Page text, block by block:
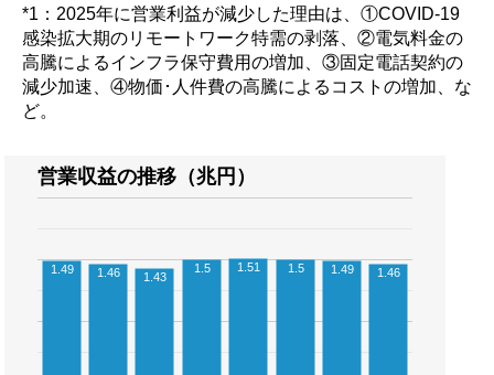
*1：2025年に営業利益が減少した理由は、①COVID-19
感染拡大期のリモートワーク特需の剥落、②電気料金の
高騰によるインフラ保守費用の増加、③固定電話契約の
減少加速、④物価･人件費の高騰によるコストの増加、な
ど。
営業収益の推移（兆円）
1.49 1.46 1.43
1.5 1.51 1.5 1.49 1.46